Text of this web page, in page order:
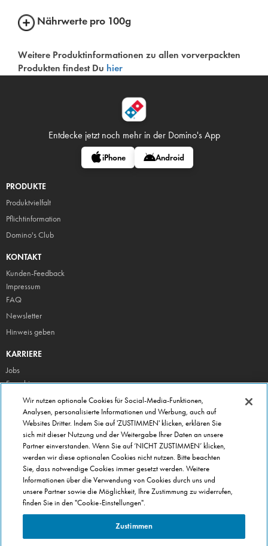
Nährwerte pro 100g
Weitere Produktinformationen zu allen vorverpackten
Produkten findest Du hier
Entdecke jetzt noch mehr in der Domino's App
iPhone Android
PRODUKTE
Produktvielfalt
Pflichtinformation
Domino's Club
KONTAKT
Kunden-Feedback
Impressum
FAQ
Newsletter
Hinweis geben
KARRIERE
Jobs
Franchise
ÜBER DOMINO'S
Storesuche
Presse
Domino's App
Unternehmen
Geschenkgutscheine
Cookie Einstellungen
Datenschutz
Allgemeine Geschäftsbedingungen
Wir nutzen optionale Cookies für Social-Media-Funktionen,
Analysen, personalisierte Informationen und Werbung, auch auf
Websites Dritter. Indem Sie auf 'ZUSTIMMEN' klicken, erklären Sie
sich mit dieser Nutzung und der Weitergabe Ihrer Daten an unsere
Partner einverstanden. Wenn Sie auf ‘NICHT ZUSTIMMEN’ klicken,
werden wir diese optionalen Cookies nicht nutzen. Bitte beachten
Sie, dass notwendige Cookies immer gesetzt werden. Weitere
Informationen über die Verwendung von Cookies durch uns und
unsere Partner sowie die Möglichkeit, Ihre Zustimmung zu widerrufen,
finden Sie in den "Cookie-Einstellungen".
Zustimmen